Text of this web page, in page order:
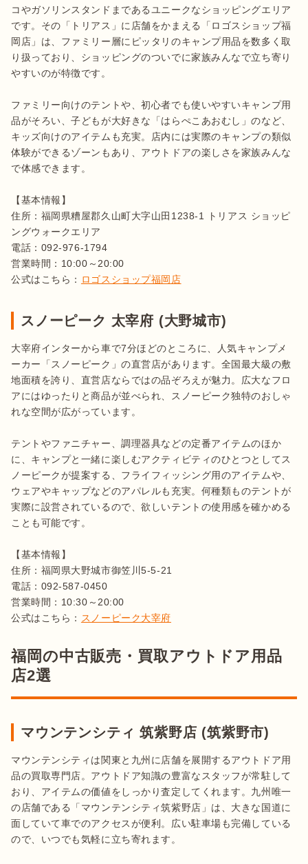
コやガソリンスタンドまであるユニークなショッピングエリア
です。その「トリアス」に店舗をかまえる「ロゴスショップ福
岡店」は、ファミリー層にピッタリのキャンプ用品を数多く取
り扱っており、ショッピングのついでに家族みんなで立ち寄り
やすいのが特徴です。
ファミリー向けのテントや、初心者でも使いやすいキャンプ用
品がそろい、子どもが大好きな「はらぺこあおむし」のなど、
キッズ向けのアイテムも充実。店内には実際のキャンプの類似
体験ができるゾーンもあり、アウトドアの楽しさを家族みんな
で体感できます。
【基本情報】
住所：福岡県糟屋郡久山町大字山田1238-1 トリアス ショッピ
ングウォークエリア
電話：092-976-1794
営業時間：10:00～20:00
公式はこちら： ロゴスショップ福岡店
スノーピーク 太宰府 (大野城市)
大宰府インターから車で7分ほどのところに、人気キャンプメ
ーカー「スノーピーク」の直営店があります。全国最大級の敷
地面積を誇り、直営店ならではの品ぞろえが魅力。広大なフロ
アにはゆったりと商品が並べられ、スノーピーク独特のおしゃ
れな空間が広がっています。
テントやファニチャー、調理器具などの定番アイテムのほか
に、キャンプと一緒に楽しむアクティビティのひとつとしてス
ノーピークが提案する、フライフィッシング用のアイテムや、
ウェアやキャップなどのアパレルも充実。何種類ものテントが
実際に設営されているので、欲しいテントの使用感を確かめる
ことも可能です。
【基本情報】
住所：福岡県大野城市御笠川5-5-21
電話：092-587-0450
営業時間：10:30～20:00
公式はこちら： スノーピーク大宰府
福岡の中古販売・買取アウトドア用品
店2選
マウンテンシティ 筑紫野店 (筑紫野市)
マウンテンシティは関東と九州に店舗を展開するアウトドア用
品の買取専門店。アウトドア知識の豊富なスタッフが常駐して
おり、アイテムの価値をしっかり査定してくれます。九州唯一
の店舗である「マウンテンシティ筑紫野店」は、大きな国道に
面していて車でのアクセスが便利。広い駐車場も完備している
ので、いつでも気軽に立ち寄れます。